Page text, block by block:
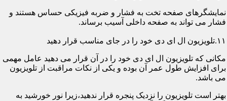
نمایشگرهای صفحه تخت به فشار و ضربه فیزیکی حساس هستند و
فشار می تواند به صفحه داخلی آسیب برساند.
۱۱.تلویزیون ال ای دی خود را در جای مناسب قرار دهید
مکانی که تلویزیون ال ای دی خود را در آن قرار می دهید عامل مهمی
برای افزایش طول عمر آن بوده و یکی از نکات مراقبت از تلویزیون
می باشد.
بهتر است تلویزیون را نزدیک پنجره قرار ندهید،زیرا نور خورشید به